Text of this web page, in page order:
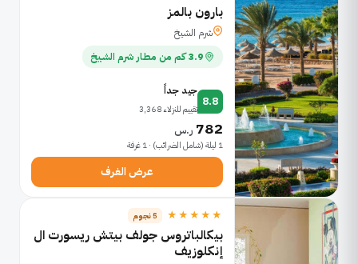
بارون بالمز
شرم الشيخ
3.9 كم من مطار شرم الشيخ
8.8
جيد جداً
تقييم للنزلاء 3,368
782 ر.س
1 ليلة (شامل الضرائب) · 1 غرفة
عرض الغرف
★★★★★ 5 نجوم
بيكالباتروس جولف بيتش ريسورت ال
إنكلوزيف